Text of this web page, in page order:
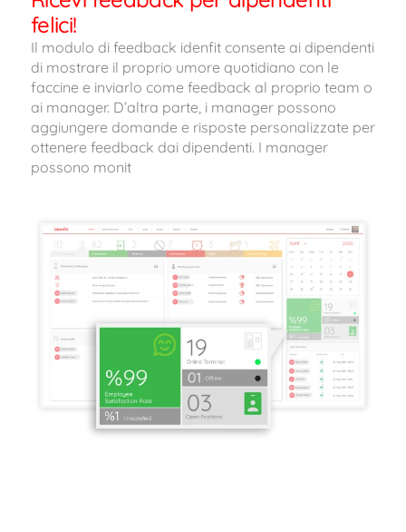
felici!
Il modulo di feedback idenfit consente ai dipendenti
di mostrare il proprio umore quotidiano con le
faccine e inviarlo come feedback al proprio team o
ai manager. D’altra parte, i manager possono
aggiungere domande e risposte personalizzate per
ottenere feedback dai dipendenti. I manager
possono monit